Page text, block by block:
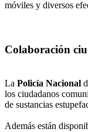
móviles y diversos
Colaboración
La Policía Nacional
los ciudadanos
de sustancias
Además están